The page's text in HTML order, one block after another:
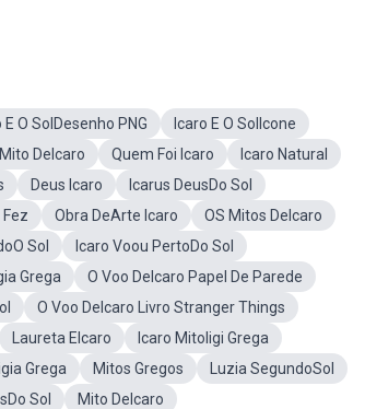
E O SolDesenho PNG
Icaro E O SolIcone
DeIcaro Quem Foi Icaro
Icaro Natural
Deus Icaro
Icarus DeusDo Sol
Obra DeArte Icaro
OS Mitos DeIcaro
Sol
Icaro Voou PertoDo Sol
Grega
O Voo DeIcaro Papel De Parede
O Voo DeIcaro Livro Stranger Things
Laureta EIcaro
Icaro Mitoligi Grega
Grega Mitos Gregos
Luzia SegundoSol
Sol Mito DeIcaro